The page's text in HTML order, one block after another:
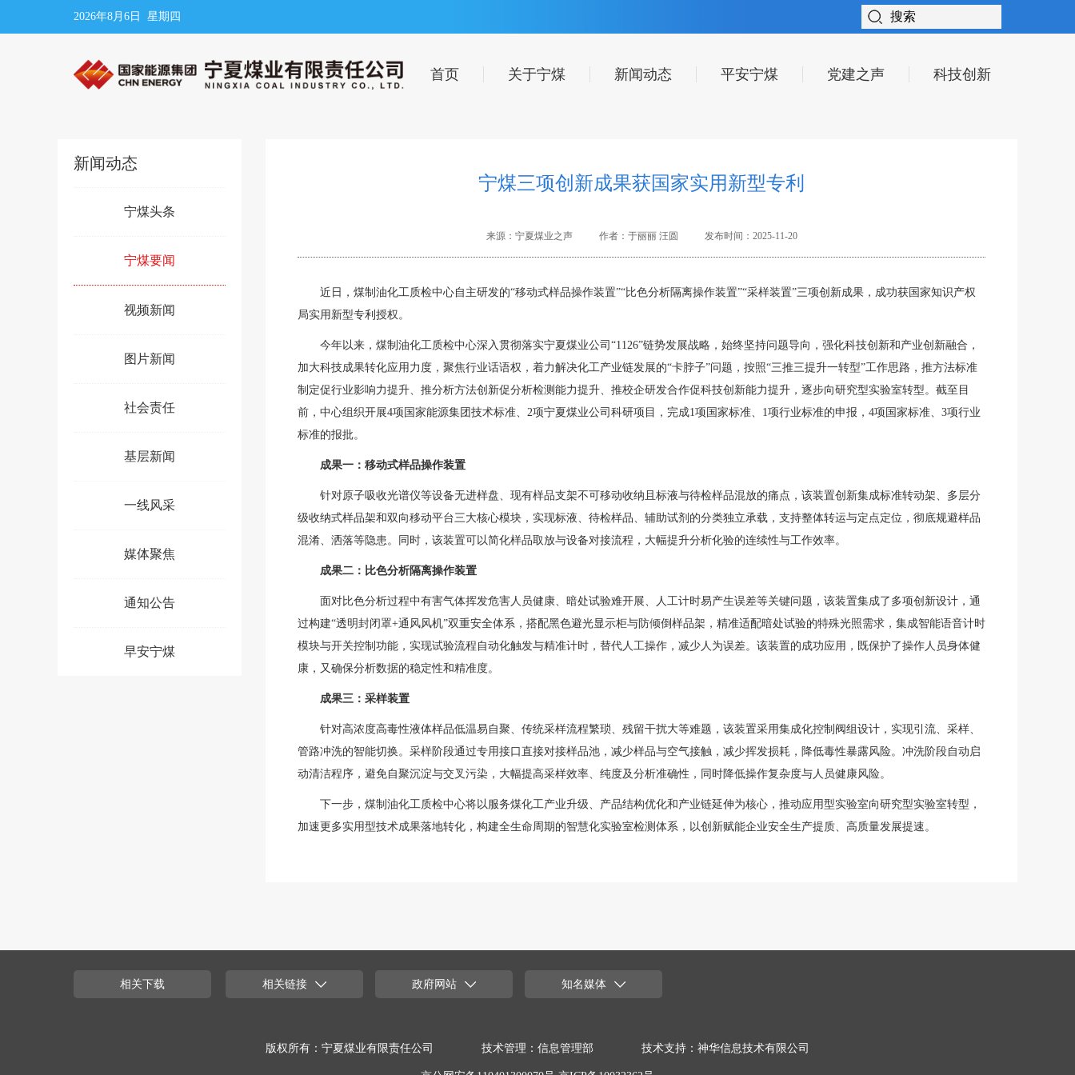
2026年8月6日 星期四
首页 关于宁煤 新闻动态 平安宁煤 党建之声 科技创新
新闻动态
宁煤头条
宁煤要闻
视频新闻
图片新闻
社会责任
基层新闻
一线风采
媒体聚焦
通知公告
早安宁煤
宁煤三项创新成果获国家实用新型专利
来源：宁夏煤业之声 作者：于丽丽 汪圆 发布时间：2025-11-20
近日，煤制油化工质检中心自主研发的“移动式样品操作装置”“比色分析隔离操作装置”“采样装置”三项创新成果，成功获国家知识产权
局实用新型专利授权。
今年以来，煤制油化工质检中心深入贯彻落实宁夏煤业公司“1126”链势发展战略，始终坚持问题导向，强化科技创新和产业创新融合，
加大科技成果转化应用力度，聚焦行业话语权，着力解决化工产业链发展的“卡脖子”问题，按照“三推三提升一转型”工作思路，推方法标准
制定促行业影响力提升、推分析方法创新促分析检测能力提升、推校企研发合作促科技创新能力提升，逐步向研究型实验室转型。截至目
前，中心组织开展4项国家能源集团技术标准、2项宁夏煤业公司科研项目，完成1项国家标准、1项行业标准的申报，4项国家标准、3项行业
标准的报批。
成果一：移动式样品操作装置
针对原子吸收光谱仪等设备无进样盘、现有样品支架不可移动收纳且标液与待检样品混放的痛点，该装置创新集成标准转动架、多层分
级收纳式样品架和双向移动平台三大核心模块，实现标液、待检样品、辅助试剂的分类独立承载，支持整体转运与定点定位，彻底规避样品
混淆、洒落等隐患。同时，该装置可以简化样品取放与设备对接流程，大幅提升分析化验的连续性与工作效率。
成果二：比色分析隔离操作装置
面对比色分析过程中有害气体挥发危害人员健康、暗处试验难开展、人工计时易产生误差等关键问题，该装置集成了多项创新设计，通
过构建“透明封闭罩+通风风机”双重安全体系，搭配黑色避光显示柜与防倾倒样品架，精准适配暗处试验的特殊光照需求，集成智能语音计时
模块与开关控制功能，实现试验流程自动化触发与精准计时，替代人工操作，减少人为误差。该装置的成功应用，既保护了操作人员身体健
康，又确保分析数据的稳定性和精准度。
成果三：采样装置
针对高浓度高毒性液体样品低温易自聚、传统采样流程繁琐、残留干扰大等难题，该装置采用集成化控制阀组设计，实现引流、采样、
管路冲洗的智能切换。采样阶段通过专用接口直接对接样品池 ，减少样品与空气接触，减少挥发损耗，降低毒性暴露风险。冲洗阶段自动启
动清洁程序，避免自聚沉淀与交叉污染，大幅提高采样效率、纯度及分析准确性，同时降低操作复杂度与人员健康风险。
下一步，煤制油化工质检中心将以服务煤化工产业升级、产品结构优化和产业链延伸为核心，推动应用型实验室向研究型实验室转型，
加速更多实用型技术成果落地转化，构建全生命周期的智慧化实验室检测体系，以创新赋能企业安全生产提质、高质量发展提速。
相关下载 相关链接 政府网站 知名媒体
版权所有：宁夏煤业有限责任公司 技术管理：信息管理部 技术支持：神华信息技术有限公司